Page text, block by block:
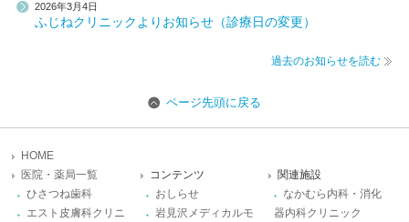
2026年3月4日
ふじねクリニックよりお知らせ（診療日の変更）
過去のお知らせを読む
ページ先頭に戻る
HOME
医院・薬局一覧
ひさつね歯科
エスト皮膚科クリニ
コンテンツ
おしらせ
岩見沢メディカルモ
関連施設
なかむら内科・消化
器内科クリニック